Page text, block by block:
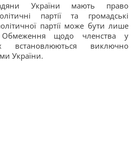
України мають право
партії та громадські
партії може бути лише
Обмеження щодо членства у
встановлюються виключно
України.